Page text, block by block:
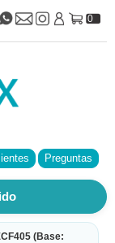
0
Preguntas
(Base: